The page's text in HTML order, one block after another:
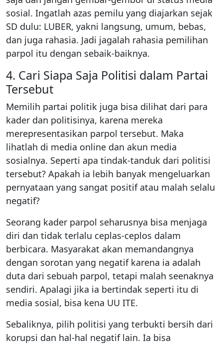
sosial. Ingatlah azas pemilu yang diajarkan sejak
SD dulu: LUBER, yakni langsung, umum, bebas,
dan juga rahasia. Jadi jagalah rahasia pemilihan
parpol itu dengan sebaik-baiknya.
4. Cari Siapa Saja Politisi dalam Partai
Tersebut
Memilih partai politik juga bisa dilihat dari para
kader dan politisinya, karena mereka
merepresentasikan parpol tersebut. Maka
lihatlah di media online dan akun media
sosialnya. Seperti apa tindak-tanduk dari politisi
tersebut? Apakah ia lebih banyak mengeluarkan
pernyataan yang sangat positif atau malah selalu
negatif?
Seorang kader parpol seharusnya bisa menjaga
diri dan tidak terlalu ceplas-ceplos dalam
berbicara. Masyarakat akan memandangnya
dengan sorotan yang negatif karena ia adalah
duta dari sebuah parpol, tetapi malah seenaknya
sendiri. Apalagi jika ia bertindak seperti itu di
media sosial, bisa kena UU ITE.
Sebaliknya, pilih politisi yang terbukti bersih dari
korupsi dan hal-hal negatif lain. Ia bisa